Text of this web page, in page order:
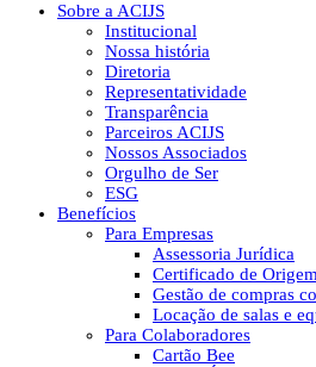
Sobre a ACIJS
Institucional
Nossa história
Diretoria
Representatividade
Transparência
Parceiros ACIJS
Nossos Associados
Orgulho de Ser
ESG
Benefícios
Para Empresas
Assessoria Jurídica
Certificado de Origem
Gestão de compras
Locação de salas e
Para Colaboradores
Cartão Bee